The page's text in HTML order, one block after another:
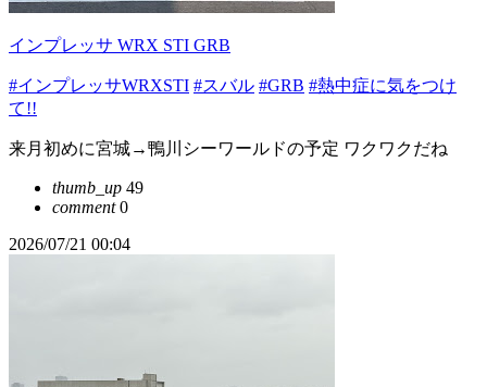
インプレッサ WRX STI GRB
#インプレッサWRXSTI #スバル #GRB #熱中症に気をつけ
て!!
来月初めに宮城→鴨川シーワールドの予定 ワクワクだね
thumb_up 49
comment0
2026/07/21 00:04